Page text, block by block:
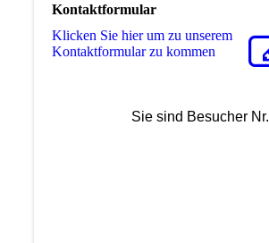
Kontaktformular
Klicken Sie hier um zu unserem
Kon­takt­for­mu­lar zu kommen
Sie sind Besucher Nr.